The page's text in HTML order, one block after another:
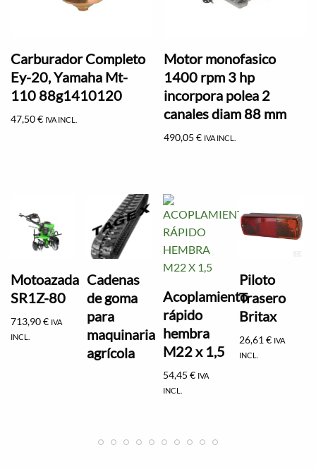
Carburador Completo
Ey-20, Yamaha Mt-
110 88g1410120
47,50€ IVA INCL.
Motor monofasico
1400 rpm 3 hp
incorpora polea 2
canales diam 88 mm
490,05€ IVA INCL.
Motoazada
SR1Z-80
713,90€ IVA
INCL.
Cadenas
de goma
para
maquinaria
agrícola
Acoplamiento
rápido
hembra
M22 x 1,5
54,45€ IVA
INCL.
Piloto
Trasero
Britax
26,61€ IVA
INCL.